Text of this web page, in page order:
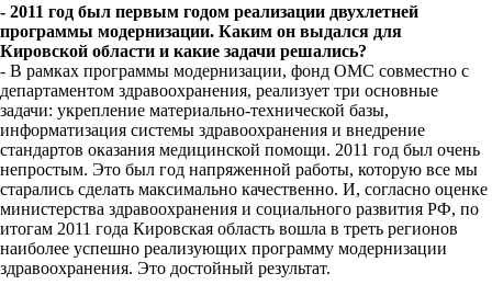
- 2011 год был первым годом реализации двухлетней
программы модернизации. Каким он выдался для
Кировской области и какие задачи решались?
- В рамках программы модернизации, фонд ОМС совместно с
департаментом здравоохранения, реализует три основные
задачи: укрепление материально-технической базы,
информатизация системы здравоохранения и внедрение
стандартов оказания медицинской помощи. 2011 год был очень
непростым. Это был год напряженной работы, которую все мы
старались сделать максимально качественно. И, согласно оценке
министерства здравоохранения и социального развития РФ, по
итогам 2011 года Кировская область вошла в треть регионов
наиболее успешно реализующих программу модернизации
здравоохранения. Это достойный результат.